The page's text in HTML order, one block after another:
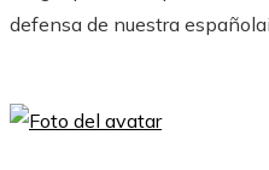
defensa de nuestra